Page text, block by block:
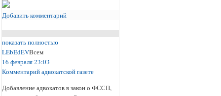
Добавить комментарий
показать полностью
LEbEdEVВсем
16 февраля 23:03
Комментарий адвокатской газете
Добавление адвокатов в закон о ФССП,